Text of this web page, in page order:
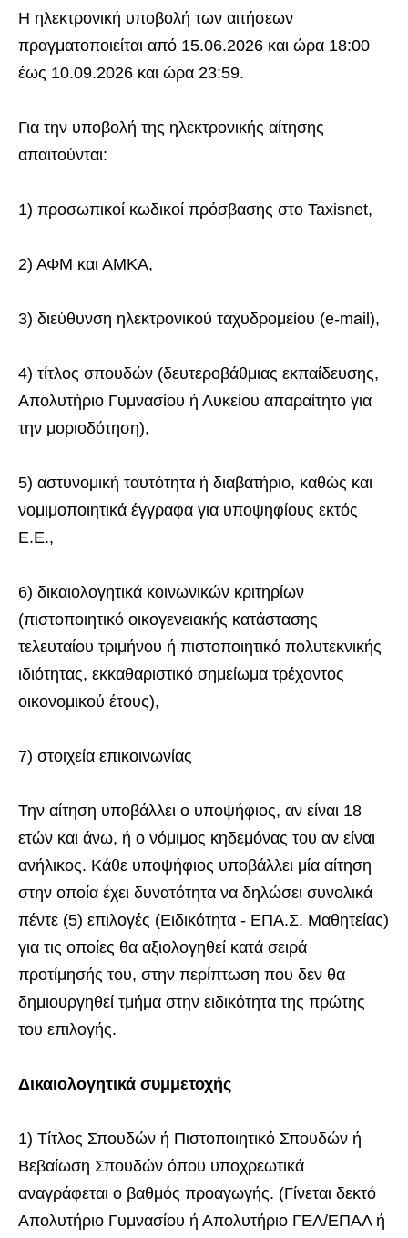
Η ηλεκτρονική υποβολή των αιτήσεων
πραγματοποιείται από 15.06.2026 και ώρα 18:00
έως 10.09.2026 και ώρα 23:59.
Για την υποβολή της ηλεκτρονικής αίτησης
απαιτούνται:
1) προσωπικοί κωδικοί πρόσβασης στο Taxisnet,
2) ΑΦΜ και ΑΜΚΑ,
3) διεύθυνση ηλεκτρονικού ταχυδρομείου (e-mail),
4) τίτλος σπουδών (δευτεροβάθμιας εκπαίδευσης,
Απολυτήριο Γυμνασίου ή Λυκείου απαραίτητο για
την μοριοδότηση),
5) αστυνομική ταυτότητα ή διαβατήριο, καθώς και
νομιμοποιητικά έγγραφα για υποψηφίους εκτός
Ε.Ε.,
6) δικαιολογητικά κοινωνικών κριτηρίων
(πιστοποιητικό οικογενειακής κατάστασης
τελευταίου τριμήνου ή πιστοποιητικό πολυτεκνικής
ιδιότητας, εκκαθαριστικό σημείωμα τρέχοντος
οικονομικού έτους),
7) στοιχεία επικοινωνίας
Την αίτηση υποβάλλει ο υποψήφιος, αν είναι 18
ετών και άνω, ή ο νόμιμος κηδεμόνας του αν είναι
ανήλικος. Κάθε υποψήφιος υποβάλλει μία αίτηση
στην οποία έχει δυνατότητα να δηλώσει συνολικά
πέντε (5) επιλογές (Ειδικότητα - ΕΠΑ.Σ. Μαθητείας)
για τις οποίες θα αξιολογηθεί κατά σειρά
προτίμησής του, στην περίπτωση που δεν θα
δημιουργηθεί τμήμα στην ειδικότητα της πρώτης
του επιλογής.
Δικαιολογητικά συμμετοχής
1) Τίτλος Σπουδών ή Πιστοποιητικό Σπουδών ή
Βεβαίωση Σπουδών όπου υποχρεωτικά
αναγράφεται ο βαθμός προαγωγής. (Γίνεται δεκτό
Απολυτήριο Γυμνασίου ή Απολυτήριο ΓΕΛ/ΕΠΑΛ ή